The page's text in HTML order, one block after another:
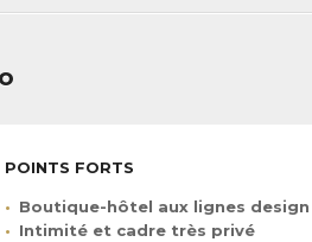
POINTS FORTS
Boutique-hôtel aux lignes design
Intimité et cadre très privé